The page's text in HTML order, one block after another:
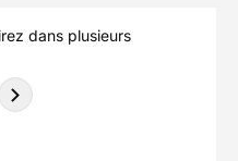
dans plusieurs